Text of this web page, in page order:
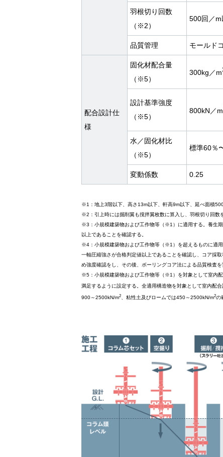
羽根切り回数
（※2）
500回／m
品質管理 モールド
配合設計仕
様
固化材配合量
（※5）
300kg／m
設計基準強度
（※5）
800kN／m
水／固化材比
（※5）
標準60％
変動係数 0.25
※1：地上3階以下、高さ13m以下、軒高9m以下、延べ面積
※2：引上時には掘削翼も撹拌翼枚数に算入し、羽根切り回数
※3：小規模建築物および工作物等（※1）に適用する。養生
以上であることを確認する。
※4：小規模建築物および工作物等（※1）を超えるものに適
一軸圧縮強さが合格判定値以上であることを確認し、コア採
め強度確認をし、その後、ボーリングコア法による品質検査を
※5：小規模建築物および工作物等（※1）を対象として室内
満足するように設定する。全適用構造物を対象として室内配
900～2500kN/m2 、粘性土及びロームでは450～2500kN/m2の